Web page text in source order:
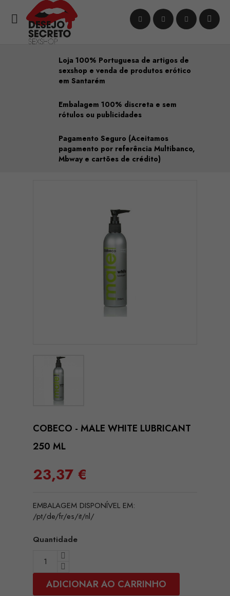

Loja 100% Portuguesa de artigos de
sexshop e venda de produtos erótico
em Santarém
Embalagem 100% discreta e sem
rótulos ou publicidades
Pagamento Seguro (Aceitamos
pagamento por referência Multibanco,
Mbway e cartões de crédito)
COBECO - MALE WHITE LUBRICANT
250 ML
23,37 €
EMBALAGEM DISPONÍVEL EM:
/pt/de/fr/es/it/nl/
Quantidade
ADICIONAR AO CARRINHO